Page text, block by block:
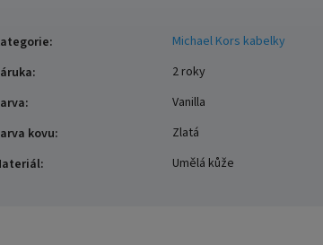
:
Michael Kors kabelky
:
2 roky
:
Vanilla
kovu:
Zlatá
: Umělá kůže